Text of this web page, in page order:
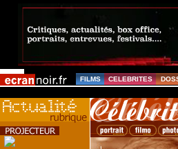
FILMS CELEBRITES